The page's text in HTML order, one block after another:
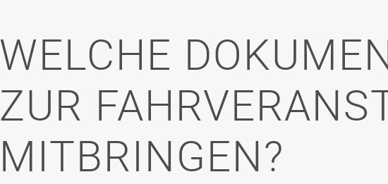
WELCHE
ZUR
MITBRINGEN?